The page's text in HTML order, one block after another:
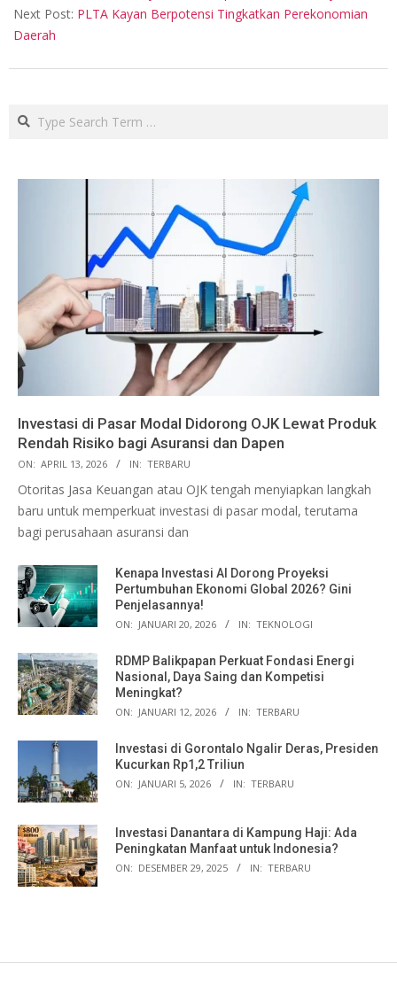
11
Next Post: PLTA Kayan Berpotensi Tingkatkan Perekonomian
Daerah
Search
Investasi di Pasar Modal Didorong OJK Lewat Produk
Rendah Risiko bagi Asuransi dan Dapen
ON: APRIL 13, 2026 IN: TERBARU
Otoritas Jasa Keuangan atau OJK tengah menyiapkan langkah
baru untuk memperkuat investasi di pasar modal, terutama
bagi perusahaan asuransi dan
Kenapa Investasi AI Dorong Proyeksi
Pertumbuhan Ekonomi Global 2026? Gini
Penjelasannya!
ON: JANUARI 20, 2026 IN: TEKNOLOGI
RDMP Balikpapan Perkuat Fondasi Energi
Nasional, Daya Saing dan Kompetisi
Meningkat?
ON: JANUARI 12, 2026 IN: TERBARU
Investasi di Gorontalo Ngalir Deras, Presiden
Kucurkan Rp1,2 Triliun
ON: JANUARI 5, 2026 IN: TERBARU
Investasi Danantara di Kampung Haji: Ada
Peningkatan Manfaat untuk Indonesia?
ON: DESEMBER 29, 2025 IN: TERBARU